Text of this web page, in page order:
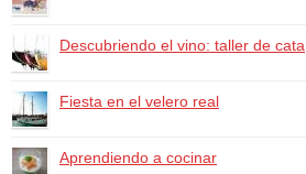
Descubriendo el vino: taller de cata
Fiesta en el velero real
Aprendiendo a cocinar